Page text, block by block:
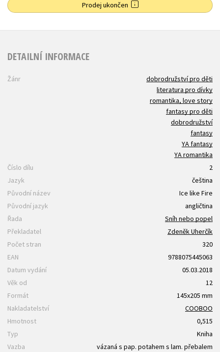
Prodej ukončen
DETAILNÍ INFORMACE
Žánr
dobrodružství pro děti
literatura pro dívky
romantika, love story
fantasy pro děti
dobrodružství
fantasy
YA fantasy
YA romantika
Číslo dílu
2
Jazyk
čeština
Původní název
Ice like Fire
Původní jazyk
angličtina
Řada
Sníh nebo popel
Překladatel
Zdeněk Uherčík
Počet stran
320
EAN
9788075445063
Datum vydání
05.03.2018
Věk od
12
Formát
145x205 mm
Nakladatelství
COOBOO
Hmotnost
0,515
Typ
Kniha
Vazba
vázaná s pap. potahem s lam. přebalem